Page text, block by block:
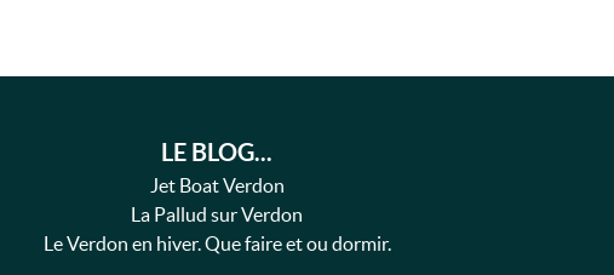
LE BLOG...
Jet Boat Verdon
La Pallud sur Verdon
Le Verdon en hiver. Que faire et ou dormir.